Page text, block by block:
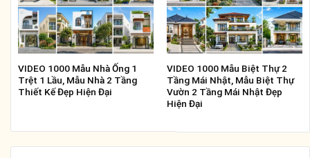
VIDEO 1000 Mẫu Nhà Ống 1
Trệt 1 Lầu, Mẫu Nhà 2 Tầng
Thiết Kế Đẹp Hiện Đại
VIDEO 1000 Mẫu Biệt Thự 2
Tầng Mái Nhật, Mẫu Biệt Thự
Vườn 2 Tầng Mái Nhật Đẹp
Hiện Đại